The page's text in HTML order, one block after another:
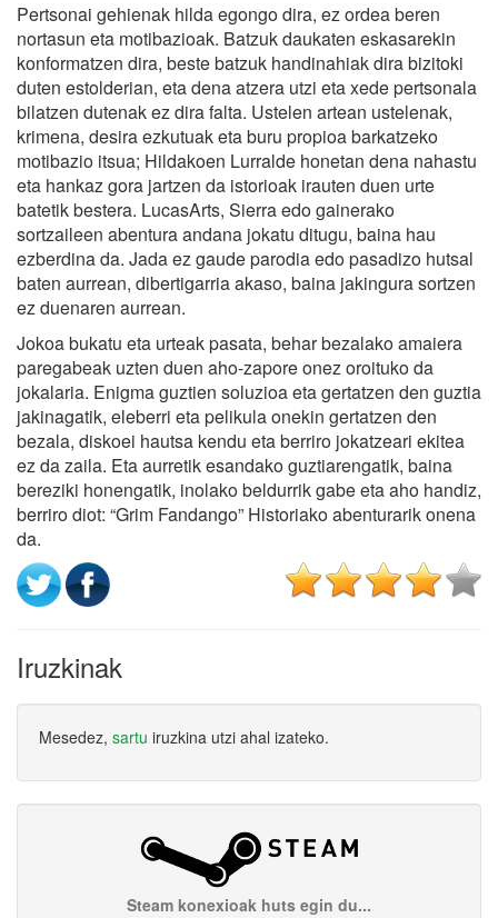
Pertsonai gehienak hilda egongo dira, ez ordea beren
nortasun eta motibazioak. Batzuk daukaten eskasarekin
konformatzen dira, beste batzuk handinahiak dira bizitoki
duten estolderian, eta dena atzera utzi eta xede pertsonala
bilatzen dutenak ez dira falta. Ustelen artean ustelenak,
krimena, desira ezkutuak eta buru propioa barkatzeko
motibazio itsua; Hildakoen Lurralde honetan dena nahastu
eta hankaz gora jartzen da istorioak irauten duen urte
batetik bestera. LucasArts, Sierra edo gainerako
sortzaileen abentura andana jokatu ditugu, baina hau
ezberdina da. Jada ez gaude parodia edo pasadizo hutsal
baten aurrean, dibertigarria akaso, baina jakingura sortzen
ez duenaren aurrean.
Jokoa bukatu eta urteak pasata, behar bezalako amaiera
paregabeak uzten duen aho-zapore onez oroituko da
jokalaria. Enigma guztien soluzioa eta gertatzen den guztia
jakinagatik, eleberri eta pelikula onekin gertatzen den
bezala, diskoei hautsa kendu eta berriro jokatzeari ekitea
ez da zaila. Eta aurretik esandako guztiarengatik, baina
bereziki honengatik, inolako beldurrik gabe eta aho handiz,
berriro diot: “Grim Fandango” Historiako abenturarik onena
da.
Iruzkinak
Mesedez, sartu iruzkina utzi ahal izateko.
Steam konexioak huts egin du...